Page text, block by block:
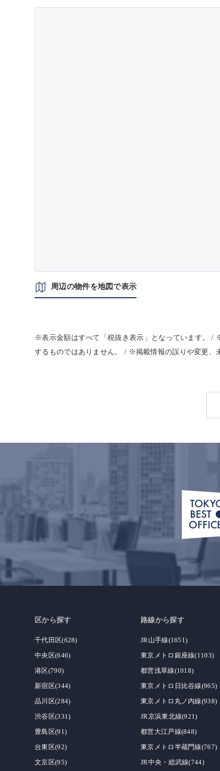
周辺の物件を地図で表示
※表示金額はすべて「税抜き表示」となっています。 /
するものではありません。 / ※掲載情報の誤りや変更、
区から探す
千代田区(628)
中央区(646)
港区(790)
新宿区(344)
品川区(284)
渋谷区(331)
豊島区(91)
台東区(92)
文京区(95)
路線から探す
JR山手線(1651)
東京メトロ銀座線(1103)
都営浅草線(1018)
東京メトロ日比谷線(965)
東京メトロ丸ノ内線(938)
JR京浜東北線(921)
都営大江戸線(848)
東京メトロ半蔵門線(767)
JR中央・総武線(744)